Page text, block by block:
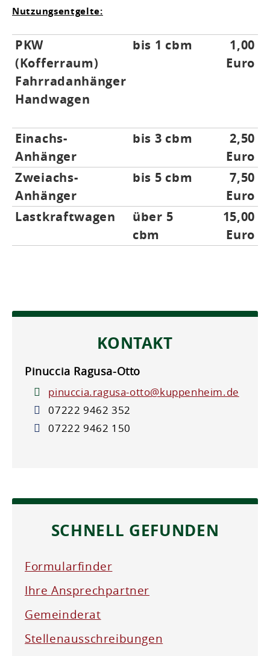
Nutzungsentgelte:
PKW
(Kofferraum)
Fahrradanhänger
Handwagen
bis 1 cbm
1,00
Euro
Einachs-
Anhänger
bis 3 cbm
2,50
Euro
Zweiachs-
Anhänger
bis 5 cbm
7,50
Euro
Lastkraftwagen
über 5
cbm
15,00
Euro
KONTAKT
Pinuccia Ragusa-Otto
pinuccia.ragusa-otto@kuppenheim.de
07222 9462 352
07222 9462 150
SCHNELL GEFUNDEN
Formularfinder
Ihre Ansprechpartner
Gemeinderat
Stellenausschreibungen